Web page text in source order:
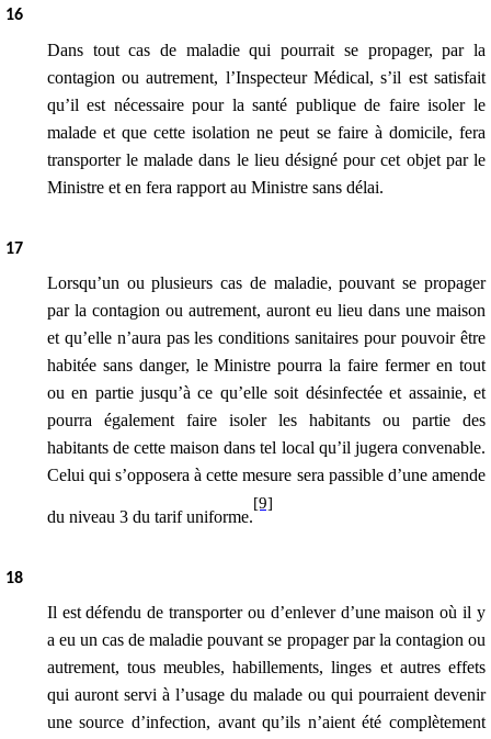
16
Dans tout cas de maladie qui pourrait se propager, par la
contagion ou autrement, l’Inspecteur Médical, s’il est satisfait
qu’il est nécessaire pour la santé publique de faire isoler le
malade et que cette isolation ne peut se faire à domicile, fera
transporter le malade dans le lieu désigné pour cet objet par le
Ministre et en fera rapport au Ministre sans délai.
17
Lorsqu’un ou plusieurs cas de maladie, pouvant se propager
par la contagion ou autrement, auront eu lieu dans une maison
et qu’elle n’aura pas les conditions sanitaires pour pouvoir être
habitée sans danger, le Ministre pourra la faire fermer en tout
ou en partie jusqu’à ce qu’elle soit désinfectée et assainie, et
pourra également faire isoler les habitants ou partie des
habitants de cette maison dans tel local qu’il jugera convenable.
Celui qui s’opposera à cette mesure sera passible d’une amende
du niveau 3 du tarif uniforme.
[9]
18
Il est défendu de transporter ou d’enlever d’une maison où il y
a eu un cas de maladie pouvant se propager par la contagion ou
autrement, tous meubles, habillements, linges et autres effets
qui auront servi à l’usage du malade ou qui pourraient devenir
une source d’infection, avant qu’ils n’aient été complètement